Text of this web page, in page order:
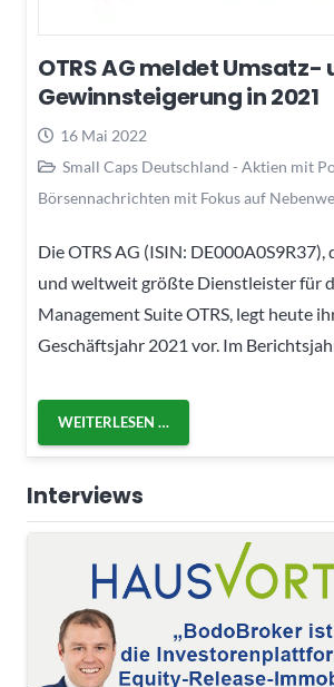
OTRS AG meldet Umsatz-
Gewinnsteigerung in 2021
16 Mai 2022
Small Caps Deutschland - Aktien mit
Börsennachrichten mit Fokus auf
Die OTRS AG (ISIN:
und weltweit größte Dienstleister für
Management Suite OTRS, legt heute
Geschäftsjahr 2021 vor. Im
WEITERLESEN …
Interviews